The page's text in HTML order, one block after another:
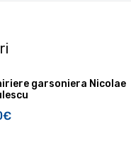
garsoniera Nicolae